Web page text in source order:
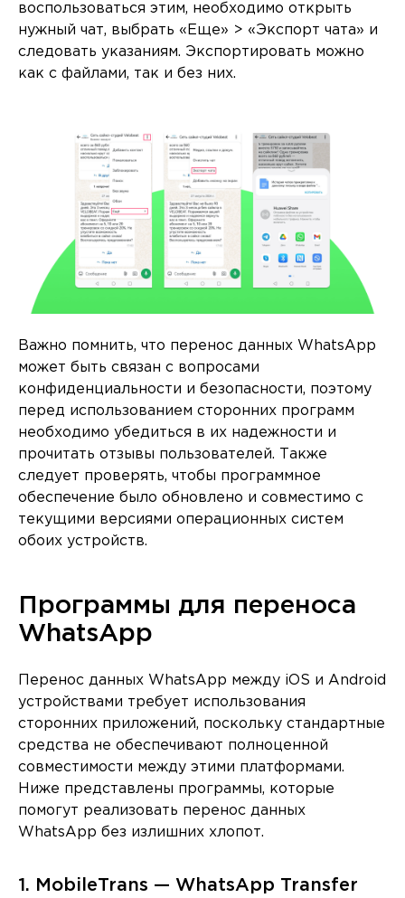
воспользоваться этим, необходимо открыть
нужный чат, выбрать «Еще» > «Экспорт чата» и
следовать указаниям. Экспортировать можно
как с файлами, так и без них.
Важно помнить, что перенос данных WhatsApp
может быть связан с вопросами
конфиденциальности и безопасности, поэтому
перед использованием сторонних программ
необходимо убедиться в их надежности и
прочитать отзывы пользователей. Также
следует проверять, чтобы программное
обеспечение было обновлено и совместимо с
текущими версиями операционных систем
обоих устройств.
Программы для переноса
WhatsApp
Перенос данных WhatsApp между iOS и Android
устройствами требует использования
сторонних приложений, поскольку стандартные
средства не обеспечивают полноценной
совместимости между этими платформами.
Ниже представлены программы, которые
помогут реализовать перенос данных
WhatsApp без излишних хлопот.
1. MobileTrans — WhatsApp Transfer